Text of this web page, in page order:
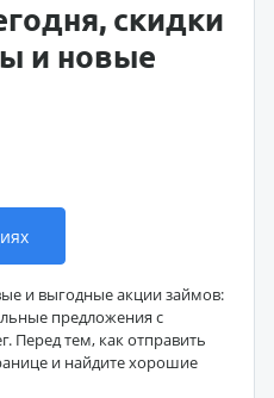
скидки
и новые
и выгодные акции займов:
предложения с
Перед тем, как отправить
и найдите хорошие